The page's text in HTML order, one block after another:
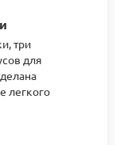
три
для
легкого